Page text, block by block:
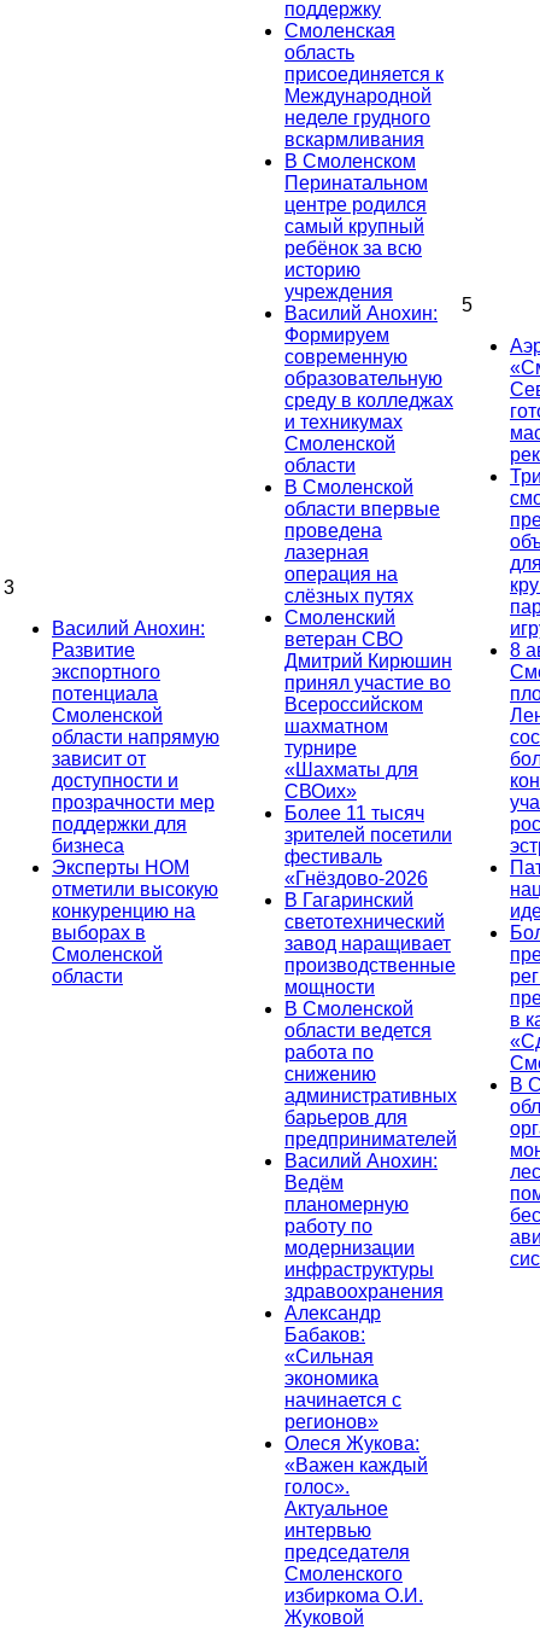
3
Василий Анохин:
Развитие
экспортного
потенциала
Смоленской
области напрямую
зависит от
доступности и
прозрачности мер
поддержки для
бизнеса
Эксперты НОМ
отметили высокую
конкуренцию на
выборах в
Смоленской
области
поддержку
Смоленская
область
присоединяется к
Международной
неделе грудного
вскармливания
В Смоленском
Перинатальном
центре родился
самый крупный
ребёнок за всю
историю
учреждения
Василий Анохин:
Формируем
современную
образовательную
среду в колледжах
и техникумах
Смоленской
области
В Смоленской
области впервые
проведена
лазерная
операция на
слёзных путях
Смоленский
ветеран СВО
Дмитрий Кирюшин
принял участие во
Всероссийском
шахматном
турнире
«Шахматы для
СВОих»
Более 11 тысяч
зрителей посетили
фестиваль
«Гнёздово-2026
В Гагаринский
светотехнический
завод наращивает
производственные
мощности
В Смоленской
области ведется
работа по
снижению
административных
барьеров для
предпринимателей
Василий Анохин:
Ведём
планомерную
работу по
модернизации
инфраструктуры
здравоохранения
Александр
Бабаков:
«Сильная
экономика
начинается с
регионов»
Олеся Жукова:
«Важен каждый
голос».
Актуальное
интервью
председателя
Смоленского
избиркома О.И.
Жуковой
5
8
в
В